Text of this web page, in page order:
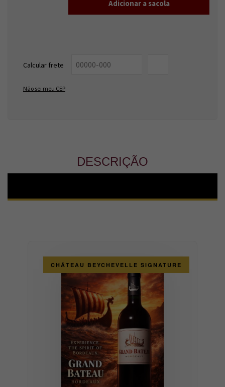
Calcular frete
Não sei meu CEP
DESCRIÇÃO
CHÂTEAU BEYCHEVELLE SIGNATURE